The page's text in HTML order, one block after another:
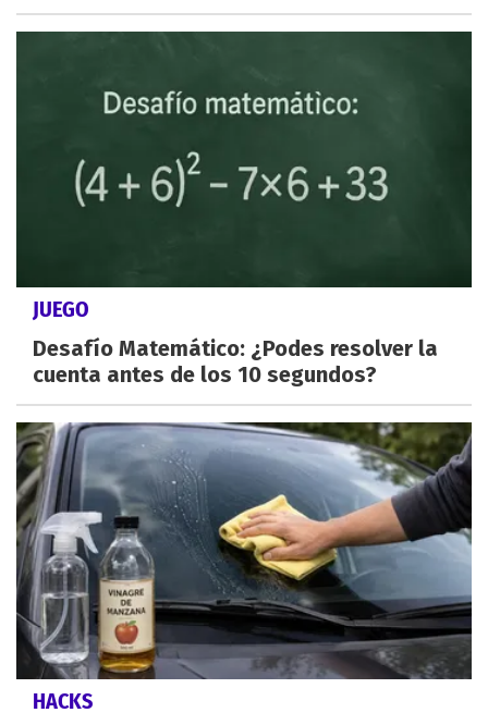
JUEGO
Desafío Matemático: ¿Podes resolver la
cuenta antes de los 10 segundos?
HACKS